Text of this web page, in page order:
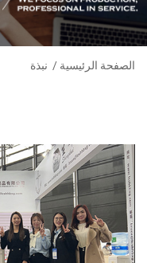
الصفحة الرئيسية / نبذة